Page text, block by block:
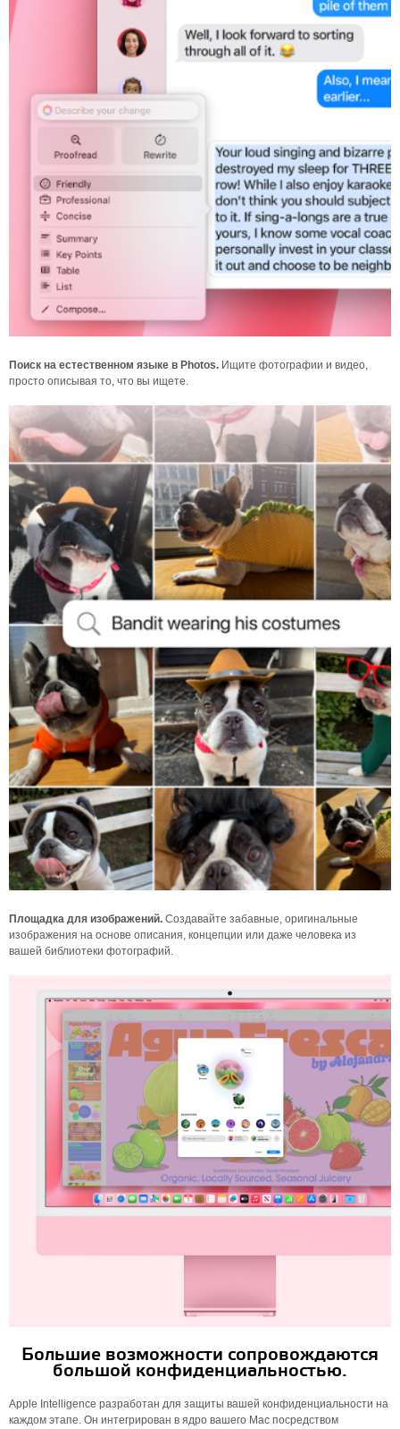
Поиск на естественном языке в Photos. Ищите фотографии и видео,
просто описывая то, что вы ищете.
Площадка для изображений. Создавайте забавные, оригинальные
изображения на основе описания, концепции или даже человека из
вашей библиотеки фотографий.
Большие возможности сопровождаются
большой конфиденциальностью.
Apple Intelligence разработан для защиты вашей конфиденциальности на
каждом этапе. Он интегрирован в ядро ​​вашего Mac посредством